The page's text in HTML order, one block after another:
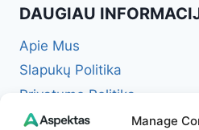
Manage
DAUGIAU
Apie Mus
Slapukų Politika
Privatumo Politika
Redakcinė politika + Klaidų